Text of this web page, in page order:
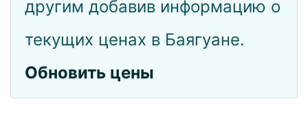
другим добавив информацию о
текущих ценах в Баягуане.
Обновить цены